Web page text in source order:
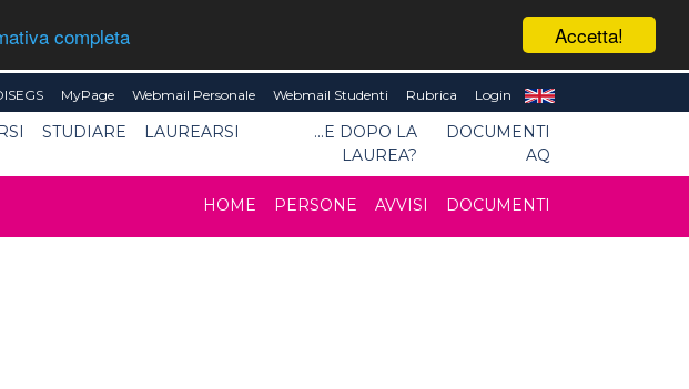
Accetta!
completa
MyPage Webmail Personale Webmail Studenti Rubrica Login
STUDIARE LAUREARSI
...E DOPO LA
LAUREA?
DOCUMENTI
AQ
HOME PERSONE AVVISI DOCUMENTI